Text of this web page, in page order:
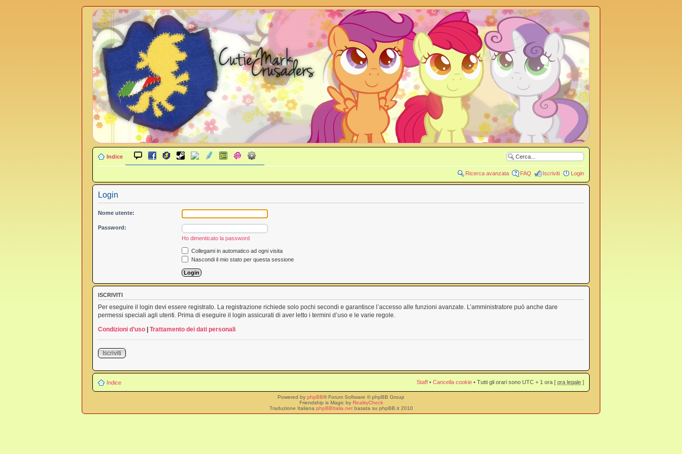
Indice
Ricerca avanzata FAQ Iscriviti Login
Login
Nome utente:
Password:
Ho dimenticato la password
Collegami in automatico ad ogni visita
Nascondi il mio stato per questa sessione
ISCRIVITI
Per eseguire il login devi essere registrato. La registrazione richiede solo pochi secondi e garantisce l’accesso alle funzioni avanzate. L’amministratore può anche dare
permessi speciali agli utenti. Prima di eseguire il login assicurati di aver letto i termini d’uso e le varie regole.
Condizioni d’uso | Trattamento dei dati personali
Iscriviti
Indice Staff • Cancella cookie • Tutti gli orari sono UTC + 1 ora [ ora legale ]
Powered by phpBB® Forum Software © phpBB Group
Friendship is Magic by RealityCheck
Traduzione Italiana phpBBItalia.netbasata su phpBB.it 2010